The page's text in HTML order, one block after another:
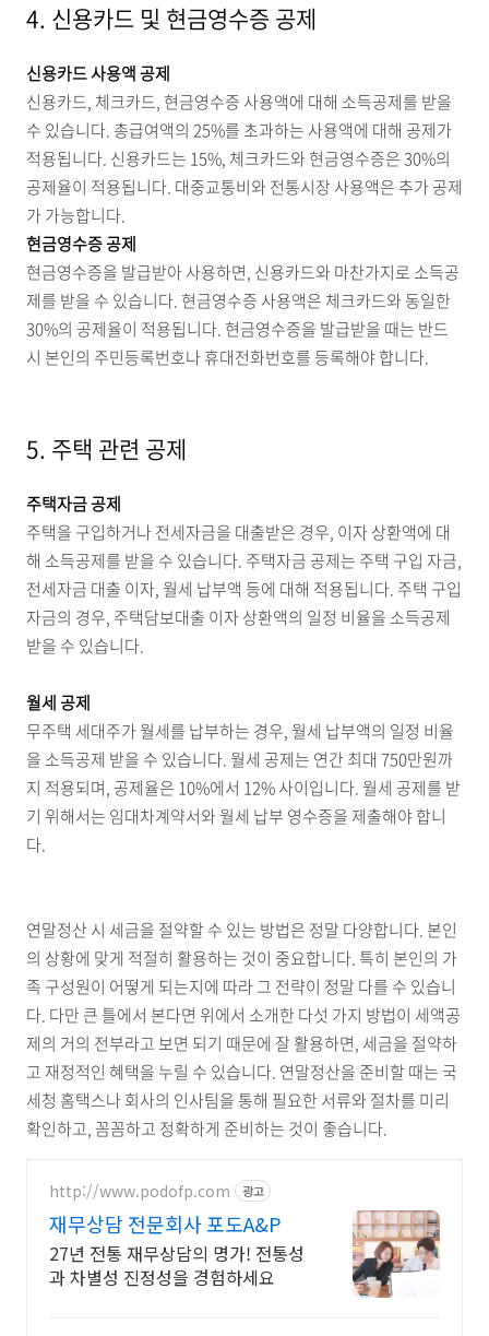
4. 신용카드 및 현금영수증 공제
신용카드 사용액 공제
신용카드, 체크카드, 현금영수증 사용액에 대해 소득공제를 받을
수 있습니다. 총급여액의 25%를 초과하는 사용액에 대해 공제가
적용됩니다. 신용카드는 15%, 체크카드와 현금영수증은 30%의
공제율이 적용됩니다. 대중교통비와 전통시장 사용액은 추가 공제
가 가능합니다.
현금영수증 공제
현금영수증을 발급받아 사용하면, 신용카드와 마찬가지로 소득공
제를 받을 수 있습니다. 현금영수증 사용액은 체크카드와 동일한
30%의 공제율이 적용됩니다. 현금영수증을 발급받을 때는 반드
시 본인의 주민등록번호나 휴대전화번호를 등록해야 합니다.
5. 주택 관련 공제
주택자금 공제
주택을 구입하거나 전세자금을 대출받은 경우, 이자 상환액에 대
해 소득공제를 받을 수 있습니다. 주택자금 공제는 주택 구입 자금,
전세자금 대출 이자, 월세 납부액 등에 대해 적용됩니다. 주택 구입
자금의 경우, 주택담보대출 이자 상환액의 일정 비율을 소득공제
받을 수 있습니다.
월세 공제
무주택 세대주가 월세를 납부하는 경우, 월세 납부액의 일정 비율
을 소득공제 받을 수 있습니다. 월세 공제는 연간 최대 750만원까
지 적용되며, 공제율은 10%에서 12% 사이입니다. 월세 공제를 받
기 위해서는 임대차계약서와 월세 납부 영수증을 제출해야 합니
다.
연말정산 시 세금을 절약할 수 있는 방법은 정말 다양합니다. 본인
의 상황에 맞게 적절히 활용하는 것이 중요합니다. 특히 본인의 가
족 구성원이 어떻게 되는지에 따라 그 전략이 정말 다를 수 있습니
다. 다만 큰 틀에서 본다면 위에서 소개한 다섯 가지 방법이 세액공
제의 거의 전부라고 보면 되기 때문에 잘 활용하면, 세금을 절약하
고 재정적인 혜택을 누릴 수 있습니다. 연말정산을 준비할 때는 국
세청 홈택스나 회사의 인사팀을 통해 필요한 서류와 절차를 미리
확인하고, 꼼꼼하고 정확하게 준비하는 것이 좋습니다.
http://www.podofp.com 광고
재무상담 전문회사 포도A&P
27년 전통 재무상담의 명가! 전통성
과 차별성 진정성을 경험하세요